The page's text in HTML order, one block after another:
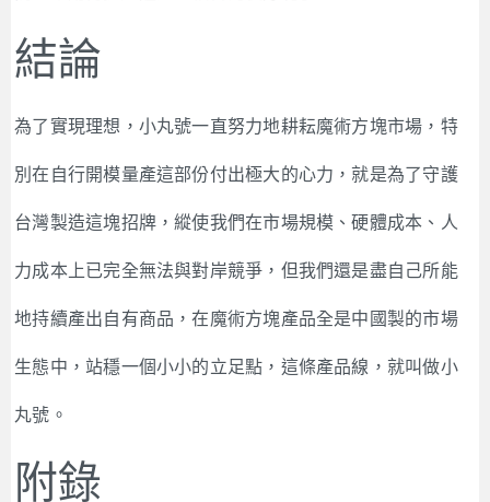
結論
為了實現理想，小丸號一直努力地耕耘魔術方塊市場，特
別在自行開模量產這部份付出極大的心力，就是為了守護
台灣製造這塊招牌，縱使我們在市場規模、硬體成本、人
力成本上已完全無法與對岸競爭，但我們還是盡自己所能
地持續產出自有商品，在魔術方塊產品全是中國製的市場
生態中，站穩一個小小的立足點，這條產品線，就叫做小
丸號。
附錄